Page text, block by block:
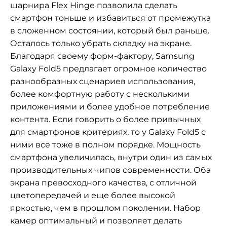
шарнира Flex Hinge позволила сделать
смартфон тоньше и избавиться от промежутка
в сложенном состоянии, который был раньше.
Осталось только убрать складку на экране.
Благодаря своему форм-фактору, Samsung
Galaxy Fold5 предлагает огромное количество
разнообразных сценариев использования,
более комфортную работу с несколькими
приложениями и более удобное потребление
контента. Если говорить о более привычных
для смартфонов критериях, то у Galaxy Fold5 с
ними все тоже в полном порядке. Мощность
смартфона увеличилась, внутри один из самых
производительных чипов современности. Оба
экрана превосходного качества, с отличной
цветопередачей и еще более высокой
яркостью, чем в прошлом поколении. Набор
камер оптимальный и позволяет делать